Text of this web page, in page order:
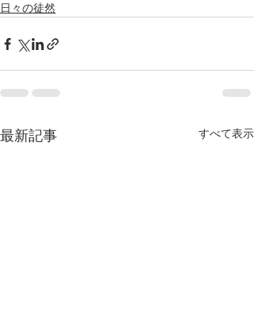
日々の徒然
最新記事 すべて表示